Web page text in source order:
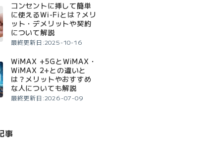
コンセントに挿して簡単
に使えるWi-Fiとは？メリ
ット・デメリットや契約
について解説
最終更新日:2025-10-16
WiMAX +5GとWiMAX・
WiMAX 2+との違いと
は？メリットやおすすめ
な人についても解説
最終更新日:2026-07-09
事